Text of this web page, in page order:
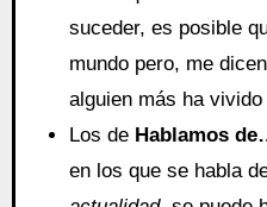
suceder, es posible
mundo pero, me
alguien más ha
Los de Hablamos
en los que se habla